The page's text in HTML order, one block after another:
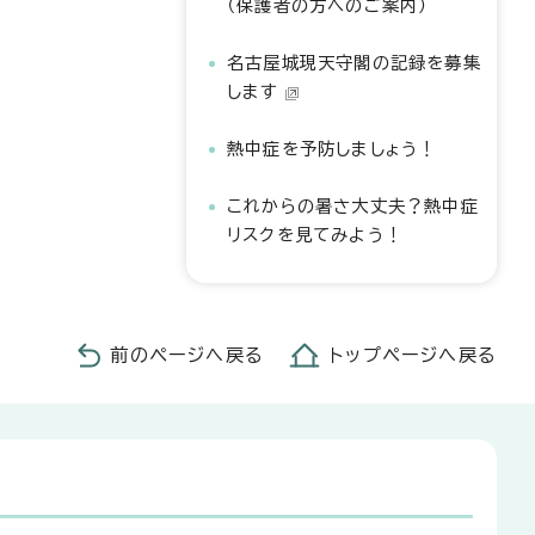
（保護者の方へのご案内）
名古屋城現天守閣の記録を募集
します
熱中症を予防しましょう！
これからの暑さ大丈夫？熱中症
リスクを見てみよう！
前のページへ戻る トップページへ戻る